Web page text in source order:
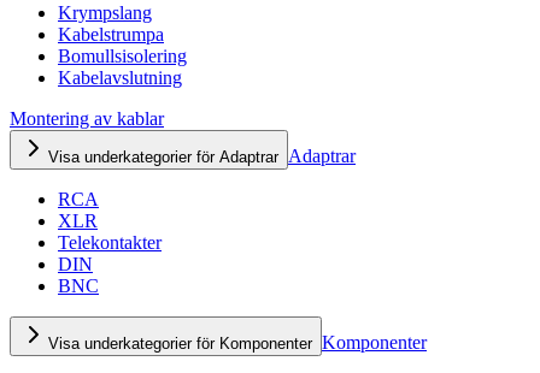
Krympslang
Kabelstrumpa
Bomullsisolering
Kabelavslutning
Montering av kablar
Visa underkategorier för Adaptrar Adaptrar
RCA
XLR
Telekontakter
DIN
BNC
Visa underkategorier för Komponenter Komponenter